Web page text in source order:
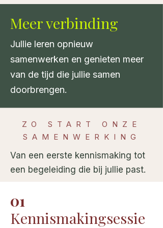
Meer verbinding
Jullie leren opnieuw
samenwerken en genieten meer
van de tijd die jullie samen
doorbrengen.
ZO START ONZE
SAMENWERKING
Van een eerste kennismaking tot
een begeleiding die bij jullie past.
01
Kennismakingsessie